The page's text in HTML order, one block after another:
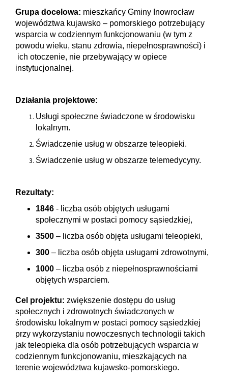
Grupa docelowa: mieszkańcy Gminy Inowrocław
województwa kujawsko – pomorskiego potrzebujący
wsparcia w codziennym funkcjonowaniu (w tym z
powodu wieku, stanu zdrowia, niepełnosprawności) i
ich otoczenie, nie przebywający w opiece
instytucjonalnej.
Działania projektowe:
Usługi społeczne świadczone w środowisku
lokalnym.
Świadczenie usług w obszarze teleopieki.
Świadczenie usług w obszarze telemedycyny.
Rezultaty:
1846 - liczba osób objętych usługami
społecznymi w postaci pomocy sąsiedzkiej,
3500 – liczba osób objęta usługami teleopieki,
300 – liczba osób objęta usługami zdrowotnymi,
1000 – liczba osób z niepełnosprawnościami
objętych wsparciem.
Cel projektu: zwiększenie dostępu do usług
społecznych i zdrowotnych świadczonych w
środowisku lokalnym w postaci pomocy sąsiedzkiej
przy wykorzystaniu nowoczesnych technologii takich
jak teleopieka dla osób potrzebujących wsparcia w
codziennym funkcjonowaniu, mieszkających na
terenie województwa kujawsko-pomorskiego.